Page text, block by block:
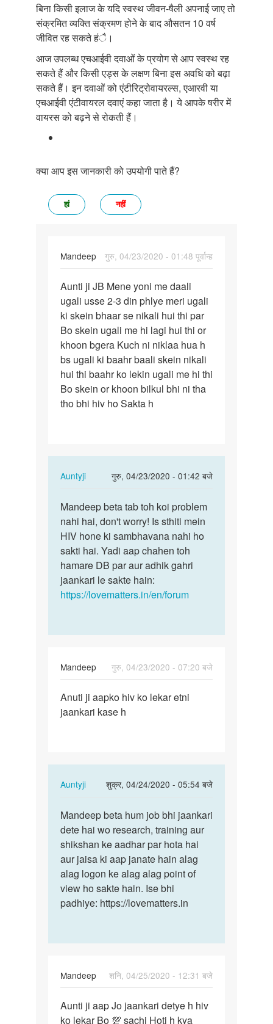
बिना किसी इलाज के यदि स्वस्थ जीवन-षैली अपनाई जाए तो
संक्रमित व्यक्ति संक्रमण होने के बाद औसतन 10 वर्ष
जीवित रह सकते हंै।
आज उपलब्ध एचआईवी दवाओं के प्रयोग से आप स्वस्थ रह
सकते हैं और किसी एड्स के लक्षण बिना इस अवधि को बढ़ा
सकते हैं। इन दवाओं को एंटीरिट्रोवायरल्स, एआरवी या
एचआईवी एंटीवायरल दवाएं कहा जाता है। ये आपके षरीर में
वायरस को बढ़ने से रोकती हैं।
क्या आप इस जानकारी को उपयोगी पाते हैं?
हां नहीं
Mandeep
गुरु, 04/23/2020 - 01:48 पूर्वान्ह
Aunti
ji
JB
Mene
yoni
me…
Aunti ji JB Mene yoni me daali
ugali usse 2-3 din phlye meri ugali
ki skein bhaar se nikali hui thi par
Bo skein ugali me hi lagi hui thi or
khoon bgera Kuch ni niklaa hua h
bs ugali ki baahr baali skein nikali
hui thi baahr ko lekin ugali me hi thi
Bo skein or khoon bilkul bhi ni tha
tho bhi hiv ho Sakta h
Auntyji
गुरु, 04/23/2020 - 01:42 बजे
In
to
Aunti
ji
JB
Mene
yoni
me…
Mandeep
beta
tab
toh
koi…
Mandeep beta tab toh koi problem
nahi hai, don't worry! Is sthiti mein
HIV hone ki sambhavana nahi ho
sakti hai. Yadi aap chahen toh
hamare DB par aur adhik gahri
jaankari le sakte hain:
https://lovematters.in/en/forum
Mandeep
गुरु, 04/23/2020 - 07:20 बजे
Anuti
ji
Anuti ji aapko hiv ko lekar etni
jaankari kase h
Auntyji
शुक्र, 04/24/2020 - 05:54 बजे
In
to
Anuti
ji
aapko
hiv
ko
lekar…
Mandeep
beta
hum
job
bhi…
Mandeep beta hum job bhi jaankari
dete hai wo research, training aur
shikshan ke aadhar par hota hai
aur jaisa ki aap janate hain alag
alag logon ke alag alag point of
view ho sakte hain. Ise bhi
padhiye: https://lovematters.in
Mandeep
शनि, 04/25/2020 - 12:31 बजे
Aunti
ji
Aunti ji aap Jo jaankari detye h hiv
ko lekar Bo 💯 sachi Hoti h kya